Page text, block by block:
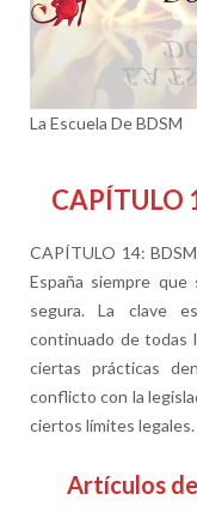
La Escuela De BDSM
CAPÍTULO
CAPÍTULO 14:
España siempre
segura. La clave
continuado de todas
ciertas prácticas
conflicto con la
ciertos límites legales.
Artículos